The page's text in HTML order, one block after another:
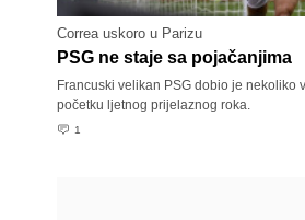
Correa uskoro u Parizu
PSG ne staje sa pojačanjima
Francuski velikan PSG dobio je nekoliko
početku ljetnog prijelaznog roka.
1